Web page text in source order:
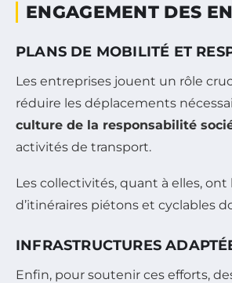
ENGAGEMENT DES
PLANS DE MOBILITÉ ET
Les entreprises jouent un rôle
réduire les déplacements
culture de la responsabilité
activités de transport.
Les collectivités, quant à elles,
d’itinéraires piétons et cyclables
INFRASTRUCTURES
Enfin, pour soutenir ces efforts,